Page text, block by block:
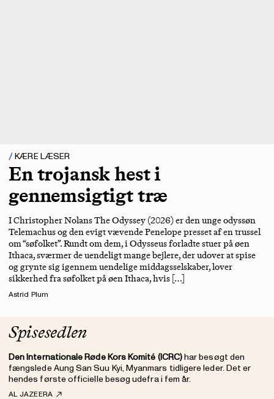
KÆRE LÆSER
En trojansk hest i
gennemsigtigt træ
I Christopher Nolans The Odyssey (2026) er den unge odyssøn
Telemachus og den evigt vævende Penelope presset af en trussel
om “søfolket”. Rundt om dem, i Odysseus forladte stuer på øen
Ithaca, sværmer de uendeligt mange bejlere, der udover at spise
og grynte sig igennem uendelige middagsselskaber, lover
sikkerhed fra søfolket på øen Ithaca, hvis […]
Astrid Plum
Spisesedlen
Den Internationale Røde Kors Komité (ICRC)har besøgt den
fængslede Aung San Suu Kyi, Myanmars tidligere leder. Det er
hendes første officielle besøg udefra i fem år.
AL JAZEERA